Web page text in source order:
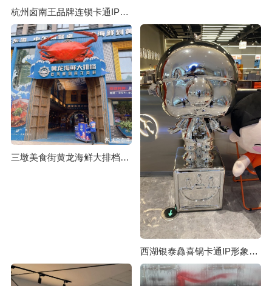
杭州卤南王品牌连锁卡通IP形象定制
三墩美食街黄龙海鲜大排档玻璃钢大螃蟹雕塑项目
西湖银泰灥喜锅卡通IP形象定制